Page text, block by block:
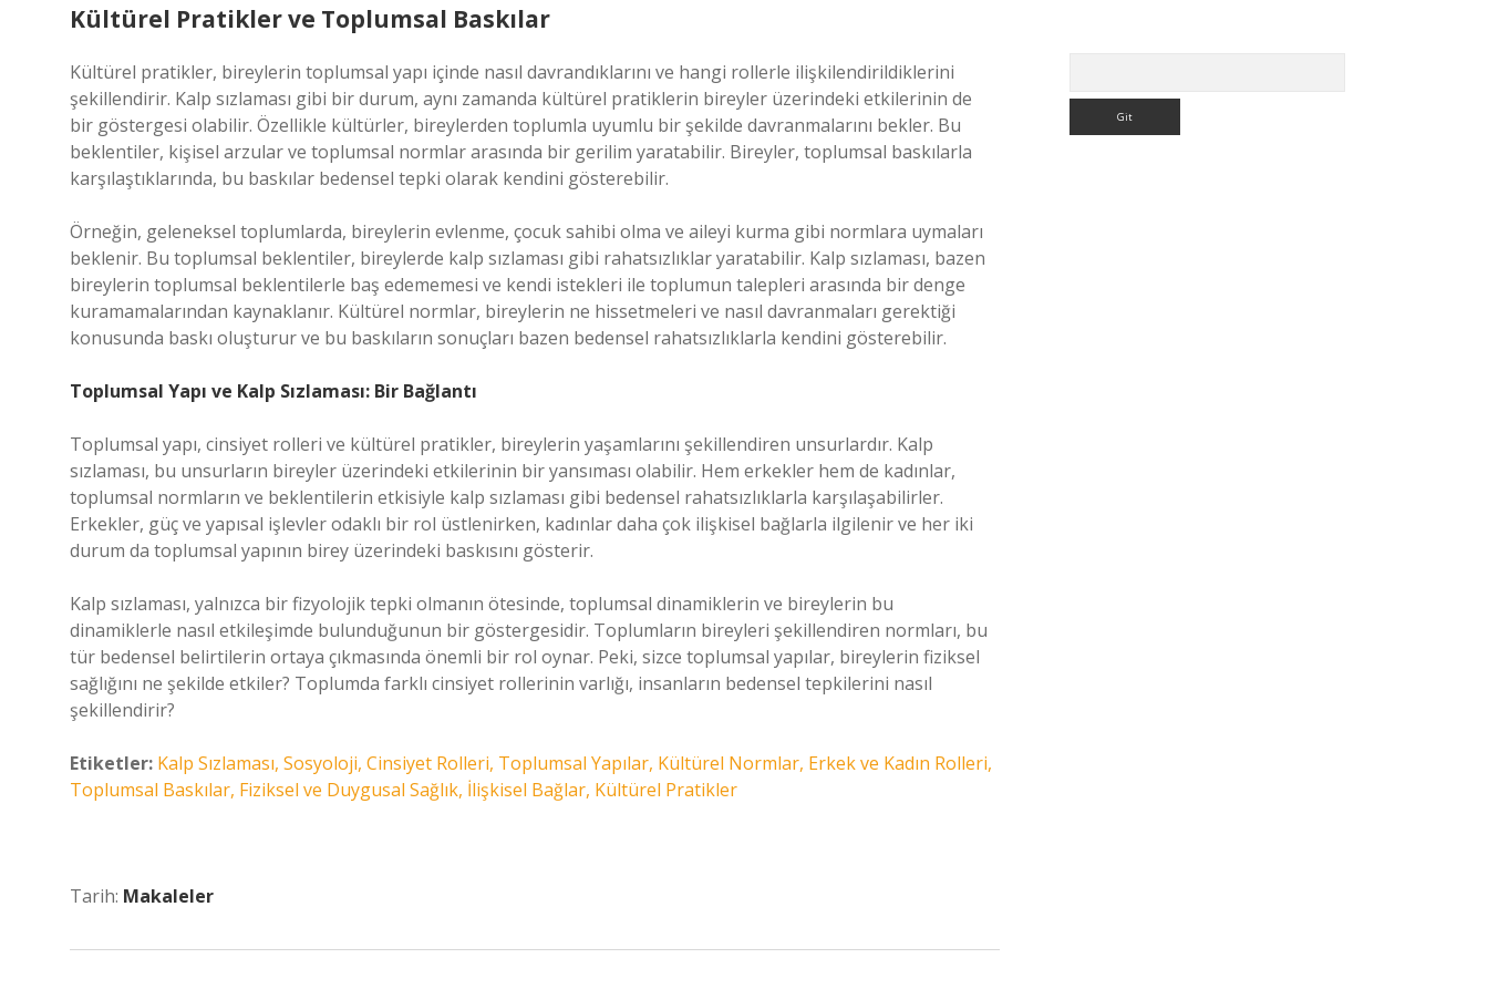
Kültürel Pratikler ve Toplumsal Baskılar
Kültürel pratikler, bireylerin toplumsal yapı içinde nasıl davrandıklarını ve hangi rollerle ilişkilendirildiklerini
şekillendirir. Kalp sızlaması gibi bir durum, aynı zamanda kültürel pratiklerin bireyler üzerindeki etkilerinin de
bir göstergesi olabilir. Özellikle kültürler, bireylerden toplumla uyumlu bir şekilde davranmalarını bekler. Bu
beklentiler, kişisel arzular ve toplumsal normlar arasında bir gerilim yaratabilir. Bireyler, toplumsal baskılarla
karşılaştıklarında, bu baskılar bedensel tepki olarak kendini gösterebilir.
Örneğin, geleneksel toplumlarda, bireylerin evlenme, çocuk sahibi olma ve aileyi kurma gibi normlara uymaları
beklenir. Bu toplumsal beklentiler, bireylerde kalp sızlaması gibi rahatsızlıklar yaratabilir. Kalp sızlaması, bazen
bireylerin toplumsal beklentilerle baş edememesi ve kendi istekleri ile toplumun talepleri arasında bir denge
kuramamalarından kaynaklanır. Kültürel normlar, bireylerin ne hissetmeleri ve nasıl davranmaları gerektiği
konusunda baskı oluşturur ve bu baskıların sonuçları bazen bedensel rahatsızlıklarla kendini gösterebilir.
Toplumsal Yapı ve Kalp Sızlaması: Bir Bağlantı
Toplumsal yapı, cinsiyet rolleri ve kültürel pratikler, bireylerin yaşamlarını şekillendiren unsurlardır. Kalp
sızlaması, bu unsurların bireyler üzerindeki etkilerinin bir yansıması olabilir. Hem erkekler hem de kadınlar,
toplumsal normların ve beklentilerin etkisiyle kalp sızlaması gibi bedensel rahatsızlıklarla karşılaşabilirler.
Erkekler, güç ve yapısal işlevler odaklı bir rol üstlenirken, kadınlar daha çok ilişkisel bağlarla ilgilenir ve her iki
durum da toplumsal yapının birey üzerindeki baskısını gösterir.
Kalp sızlaması, yalnızca bir fizyolojik tepki olmanın ötesinde, toplumsal dinamiklerin ve bireylerin bu
dinamiklerle nasıl etkileşimde bulunduğunun bir göstergesidir. Toplumların bireyleri şekillendiren normları, bu
tür bedensel belirtilerin ortaya çıkmasında önemli bir rol oynar. Peki, sizce toplumsal yapılar, bireylerin fiziksel
sağlığını ne şekilde etkiler? Toplumda farklı cinsiyet rollerinin varlığı, insanların bedensel tepkilerini nasıl
şekillendirir?
Etiketler: Kalp Sızlaması, Sosyoloji, Cinsiyet Rolleri, Toplumsal Yapılar, Kültürel Normlar, Erkek ve Kadın Rolleri,
Toplumsal Baskılar, Fiziksel ve Duygusal Sağlık, İlişkisel Bağlar, Kültürel Pratikler
Tarih: Makaleler